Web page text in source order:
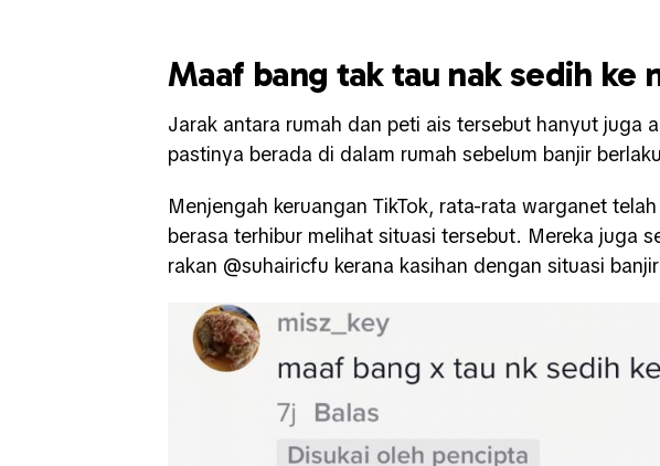
Maaf bang tak tau nak sedih ke
Jarak antara rumah dan peti ais tersebut hanyut juga
pastinya berada di dalam rumah sebelum banjir
Menjengah keruangan TikTok, rata-rata warganet
berasa terhibur melihat situasi tersebut. Mereka juga
rakan @suhairicfu kerana kasihan dengan situasi